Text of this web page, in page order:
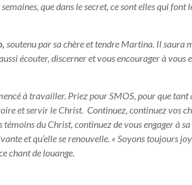
que dans le secret, ce sont elles qui font
soutenu par sa chère et tendre Martina. Il saura
écouter, discerner et vous encourager à vous
à travailler. Priez pour SMOS, pour que tant
et servir le Christ. Continuez, continuez vos
du Christ, continuez de vous engager à
et qu’elle se renouvelle. « Soyons toujours
chant de louange.